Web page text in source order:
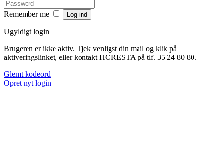
Remember me
Ugyldigt login
Brugeren er ikke aktiv. Tjek venligst din mail og klik på
aktiveringslinket, eller kontakt HORESTA på tlf. 35 24 80 80.
Glemt kodeord
Opret nyt login